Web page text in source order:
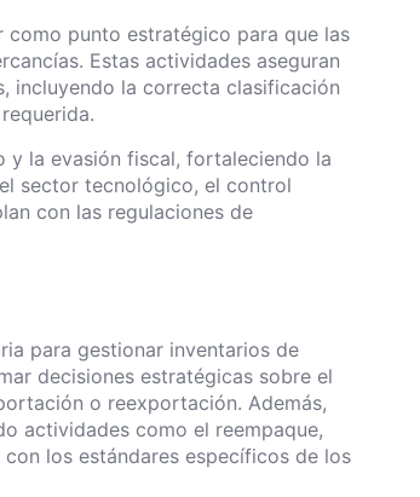
como punto estratégico para que las
Estas actividades aseguran
incluyendo la correcta clasificación
y la evasión fiscal, fortaleciendo la
sector tecnológico, el control
con las regulaciones de
para gestionar inventarios de
decisiones estratégicas sobre el
o reexportación. Además,
actividades como el reempaque,
los estándares específicos de los